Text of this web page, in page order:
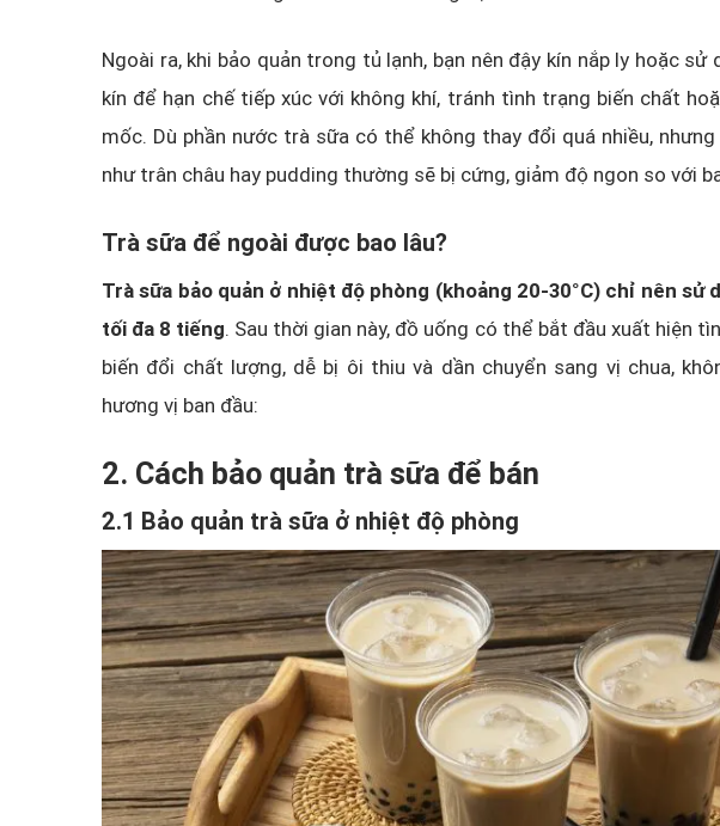
Ngoài ra, khi bảo quản trong tủ lạnh, bạn nên đậy kín nắp ly hoặc sử
kín để hạn chế tiếp xúc với không khí, tránh tình trạng biến chất
mốc. Dù phần nước trà sữa có thể không thay đổi quá nhiều,
như trân châu hay pudding thường sẽ bị cứng, giảm độ ngon so với
Trà sữa để ngoài được bao lâu?
Trà sữa bảo quản ở nhiệt độ phòng (khoảng 20-30°C) chỉ nên sử
tối đa 8 tiếng. Sau thời gian này, đồ uống có thể bắt đầu xuất hiện
biến đổi chất lượng, dễ bị ôi thiu và dần chuyển sang vị chua,
hương vị ban đầu:
2. Cách bảo quản trà sữa để bán
2.1 Bảo quản trà sữa ở nhiệt độ phòng